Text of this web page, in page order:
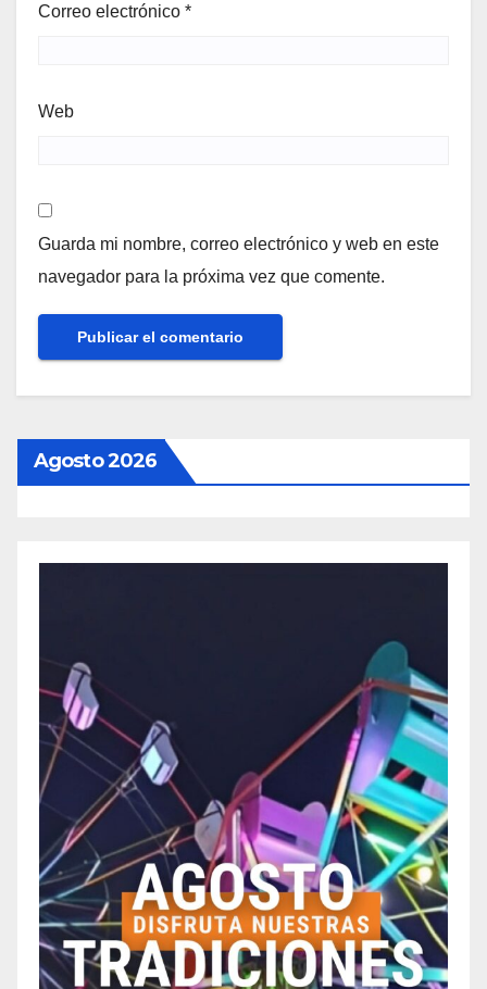
Correo electrónico *
Web
Guarda mi nombre, correo electrónico y web en este
navegador para la próxima vez que comente.
Agosto 2026